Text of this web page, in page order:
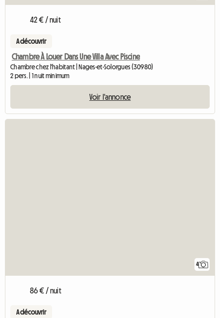
42 € / nuit
A découvrir
Chambre À Louer Dans Une Villa Avec Piscine
Chambre chez l'habitant | Nages-et-Solorgues (30980)
2 pers. | 1 nuit minimum
Voir l'annonce
4
86 € / nuit
A découvrir